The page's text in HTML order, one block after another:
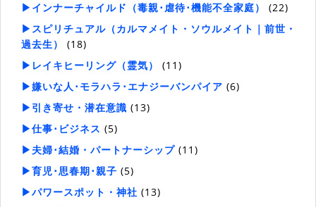
▶インナーチャイルド（毒親･虐待･機能不全家庭）
(22)
▶スピリチュアル（カルマメイト・ソウルメイト｜前世・
過去生）
(18)
▶レイキヒーリング（霊気）
(11)
▶嫌いな人･モラハラ･エナジーバンパイア (6)
▶引き寄せ・潜在意識 (13)
▶仕事･ビジネス (5)
▶夫婦･結婚・パートナーシップ (11)
▶育児･思春期･親子 (5)
▶パワースポット・神社 (13)